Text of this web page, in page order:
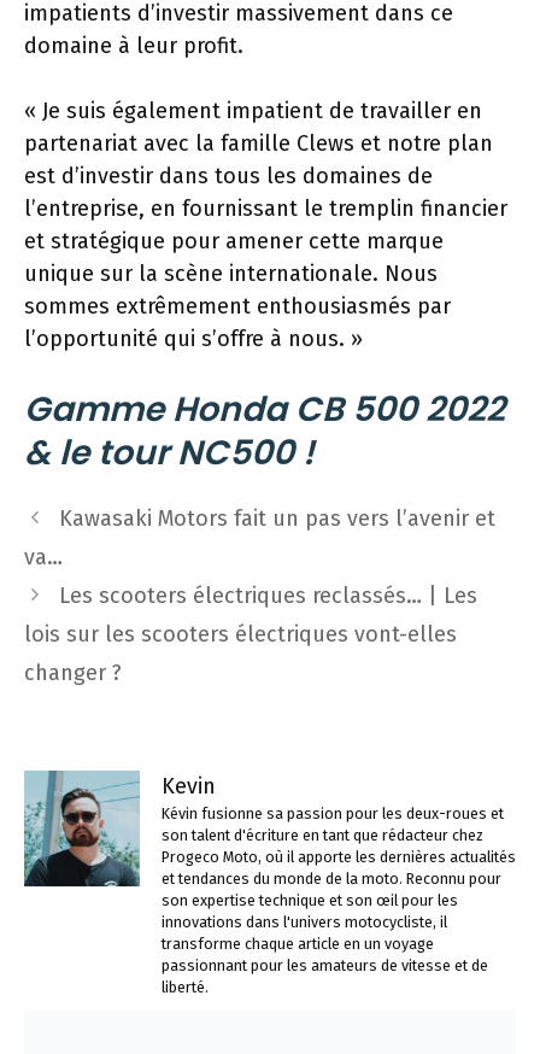
impatients d’investir massivement dans ce
domaine à leur profit.
« Je suis également impatient de travailler en
partenariat avec la famille Clews et notre plan
est d’investir dans tous les domaines de
l’entreprise, en fournissant le tremplin financier
et stratégique pour amener cette marque
unique sur la scène internationale. Nous
sommes extrêmement enthousiasmés par
l’opportunité qui s’offre à nous. »
Gamme Honda CB 500 2022
& le tour NC500 !
Navigation
des
Kawasaki Motors fait un pas vers l’avenir et
va…
Les scooters électriques reclassés… | Les
lois sur les scooters électriques vont-elles
changer ?
Kevin
Kévin fusionne sa passion pour les deux-roues et
son talent d'écriture en tant que rédacteur chez
Progeco Moto, où il apporte les dernières actualités
et tendances du monde de la moto. Reconnu pour
son expertise technique et son œil pour les
innovations dans l'univers motocycliste, il
transforme chaque article en un voyage
passionnant pour les amateurs de vitesse et de
liberté.